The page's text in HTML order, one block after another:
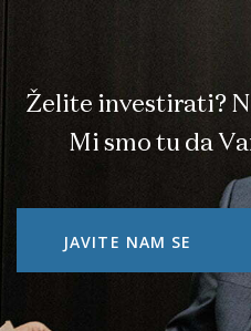
Želite investirati?
Mi smo tu da
JAVITE NAM SE